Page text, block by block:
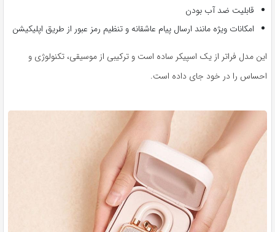
قابلیت ضد آب بودن
امکانات ویژه مانند ارسال پیام عاشقانه و تنظیم رمز عبور از طریق اپلیکیشن
این مدل فراتر از یک اسپیکر ساده است و ترکیبی از موسیقی، تکنولوژی و
احساس را در خود جای داده است.